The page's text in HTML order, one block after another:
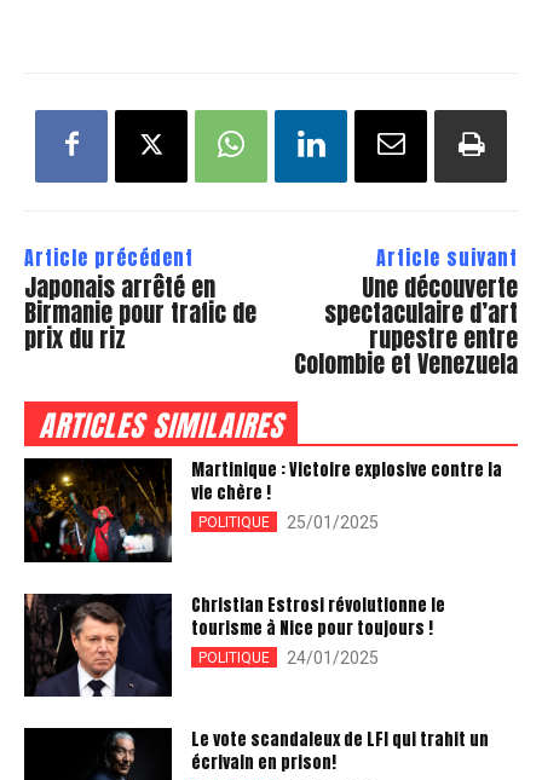
Article précédent
Japonais arrêté en
Birmanie pour trafic de
prix du riz
Article suivant
Une découverte
spectaculaire d’art
rupestre entre
Colombie et Venezuela
ARTICLES SIMILAIRES
Martinique : Victoire explosive contre la
vie chère !
POLITIQUE 25/01/2025
Christian Estrosi révolutionne le
tourisme à Nice pour toujours !
POLITIQUE 24/01/2025
Le vote scandaleux de LFI qui trahit un
écrivain en prison!